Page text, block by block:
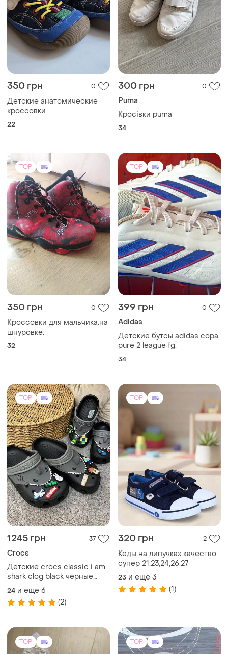
350 грн 0
Детские анатомические
кроссовки
300 грн 0
Puma
Кросівки puma
34
TOP
350 грн 0
Кроссовки для мальчика.на
шнуровке.
32
TOP
399 грн
Adidas
Детские бутсы adidas copa
pure 2 league fg.
34
TOP
1245 грн 37
Crocs
Детские crocs classic i am
shark clog black черные
лидер продаж все размеры
в наличии джибитсы
24 и еще 6
TOP
320 грн 2
Кеды на липучках качество
супер 21,23,24,26,27
и еще 3
(1)
TOP TOP